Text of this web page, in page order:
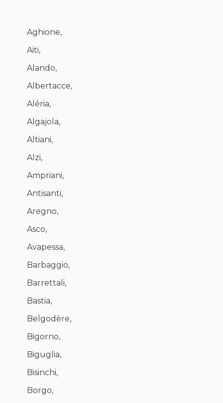
Aghione,
Aiti,
Alando,
Albertacce,
Aléria,
Algajola,
Altiani,
Alzi,
Ampriani,
Antisanti,
Aregno,
Asco,
Avapessa,
Barbaggio,
Barrettali,
Bastia,
Belgodère,
Bigorno,
Biguglia,
Bisinchi,
Borgo,